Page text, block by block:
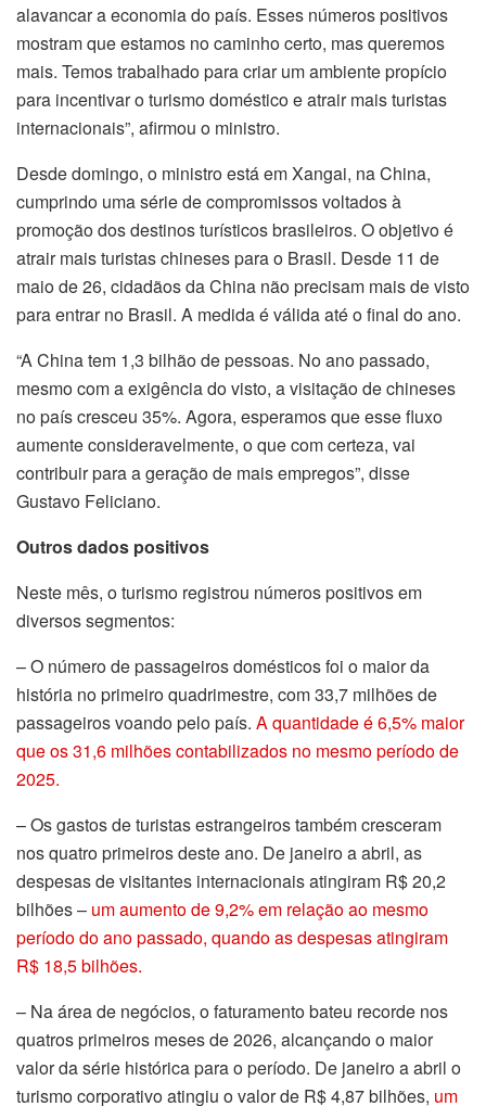
alavancar a economia do país. Esses números positivos
mostram que estamos no caminho certo, mas queremos
mais. Temos trabalhado para criar um ambiente propício
para incentivar o turismo doméstico e atrair mais turistas
internacionais”, afirmou o ministro.
Desde domingo, o ministro está em Xangai, na China,
cumprindo uma série de compromissos voltados à
promoção dos destinos turísticos brasileiros. O objetivo é
atrair mais turistas chineses para o Brasil. Desde 11 de
maio de 26, cidadãos da China não precisam mais de visto
para entrar no Brasil. A medida é válida até o final do ano.
“A China tem 1,3 bilhão de pessoas. No ano passado,
mesmo com a exigência do visto, a visitação de chineses
no país cresceu 35%. Agora, esperamos que esse fluxo
aumente consideravelmente, o que com certeza, vai
contribuir para a geração de mais empregos”, disse
Gustavo Feliciano.
Outros dados positivos
Neste mês, o turismo registrou números positivos em
diversos segmentos:
– O número de passageiros domésticos foi o maior da
história no primeiro quadrimestre, com 33,7 milhões de
passageiros voando pelo país. A quantidade é 6,5% maior
que os 31,6 milhões contabilizados no mesmo período de
2025.
– Os gastos de turistas estrangeiros também cresceram
nos quatro primeiros deste ano. De janeiro a abril, as
despesas de visitantes internacionais atingiram R$ 20,2
bilhões – um aumento de 9,2% em relação ao mesmo
período do ano passado, quando as despesas atingiram
R$ 18,5 bilhões.
– Na área de negócios, o faturamento bateu recorde nos
quatros primeiros meses de 2026, alcançando o maior
valor da série histórica para o período. De janeiro a abril o
turismo corporativo atingiu o valor de R$ 4,87 bilhões, um